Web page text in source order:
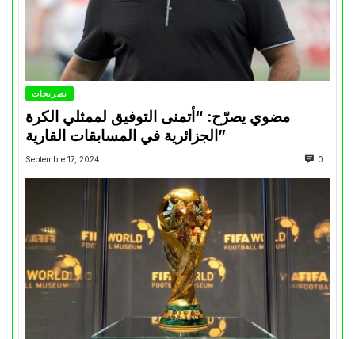
تصريحات
مضوي يصرّح: “أتمنى التوفيق لممثلي الكرة
الجزائرية في المسابقات القارية”
Septembre 17, 2024 0